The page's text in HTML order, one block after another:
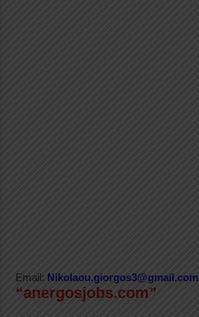
Email: Nikolaou.giorgos3@gmail.com
“anergosjobs.com”